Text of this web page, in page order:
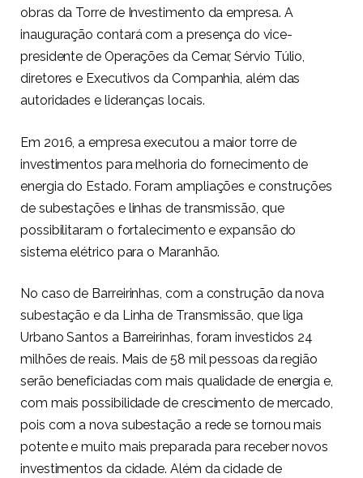
obras da Torre de Investimento da empresa. A
inauguração contará com a presença do vice-
presidente de Operações da Cemar, Sérvio Túlio,
diretores e Executivos da Companhia, além das
autoridades e lideranças locais.
Em 2016, a empresa executou a maior torre de
investimentos para melhoria do fornecimento de
energia do Estado. Foram ampliações e construções
de subestações e linhas de transmissão, que
possibilitaram o fortalecimento e expansão do
sistema elétrico para o Maranhão.
No caso de Barreirinhas, com a construção da nova
subestação e da Linha de Transmissão, que liga
Urbano Santos a Barreirinhas, foram investidos 24
milhões de reais. Mais de 58 mil pessoas da região
serão beneficiadas com mais qualidade de energia e,
com mais possibilidade de crescimento de mercado,
pois com a nova subestação a rede se tornou mais
potente e muito mais preparada para receber novos
investimentos da cidade. Além da cidade de